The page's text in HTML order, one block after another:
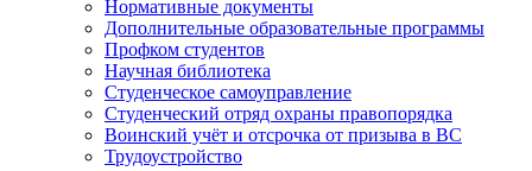
Нормативные документы
Дополнительные образовательные программы
Профком студентов
Научная библиотека
Студенческое самоуправление
Студенческий отряд охраны правопорядка
Воинский учёт и отсрочка от призыва в ВС
Трудоустройство